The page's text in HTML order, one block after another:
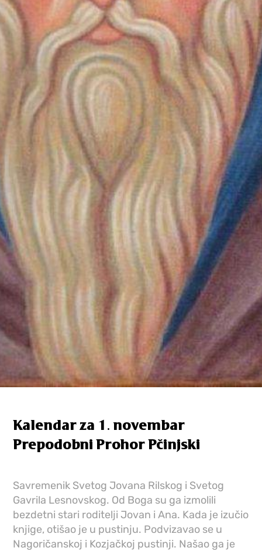
Kalendar za 1. novembar
Prepodobni Prohor Pčinjski
Savremenik Svetog Jovana Rilskog i Svetog
Gavrila Lesnovskog. Od Boga su ga izmolili
bezdetni stari roditelji Jovan i Ana. Kada je izučio
knjige, otišao je u pustinju. Podvizavao se u
Nagoričanskoj i Kozjačkoj pustinji. Našao ga je